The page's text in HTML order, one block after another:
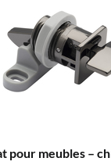
pour meubles –